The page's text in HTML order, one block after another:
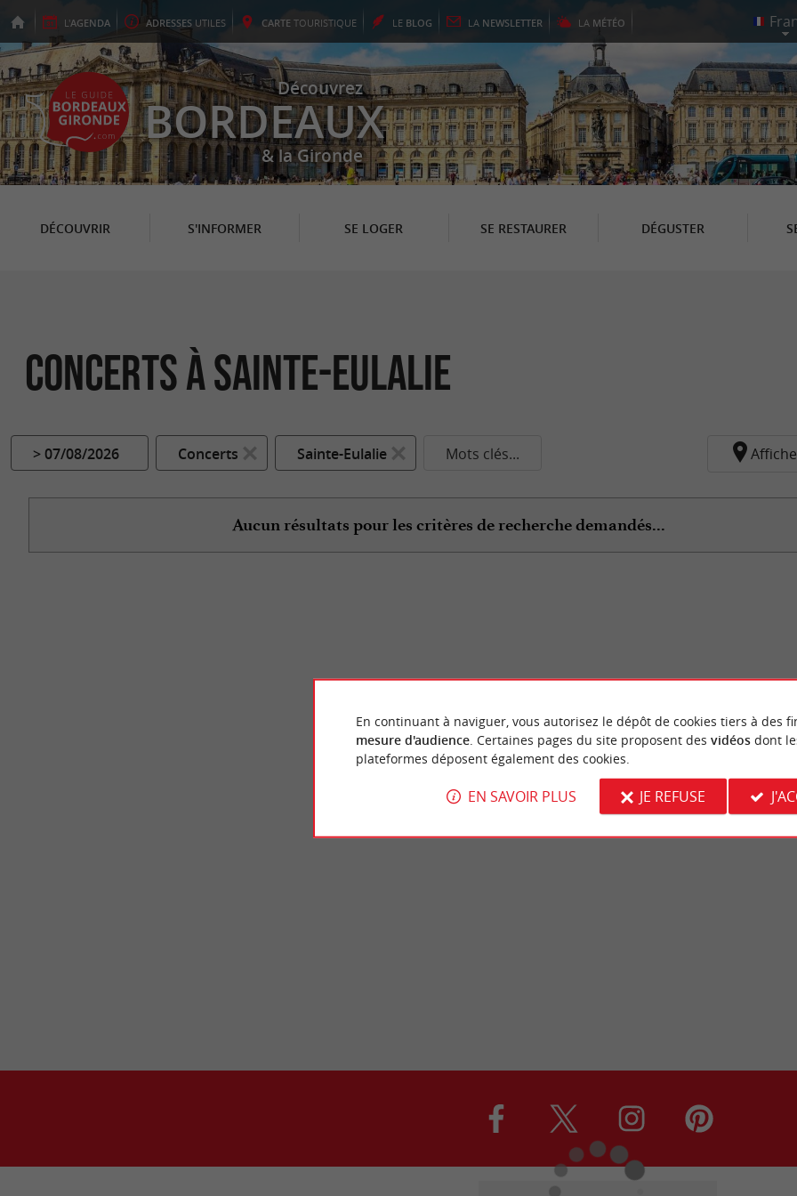
L'AGENDA ADRESSES UTILES CARTE TOURISTIQUE LE BLOG LA NEWSLETTER LA MÉTÉO
Découvrez
BORDEAUX
& la Gironde
DÉCOUVRIR S'INFORMER SE LOGER SE RESTAURER DÉGUSTER
Concerts à Sainte-Eulalie
> 07/08/2026 Concerts Sainte-Eulalie Mots clés...
Aucun résultats pour les critères de recherche demandés...
En continuant à naviguer, vous autorisez le dépôt de cookies tiers à des
mesure d'audience. Certaines pages du site proposent des vidéosdont
plateformes déposent également des cookies.
EN SAVOIR PLUS JE REFUSE